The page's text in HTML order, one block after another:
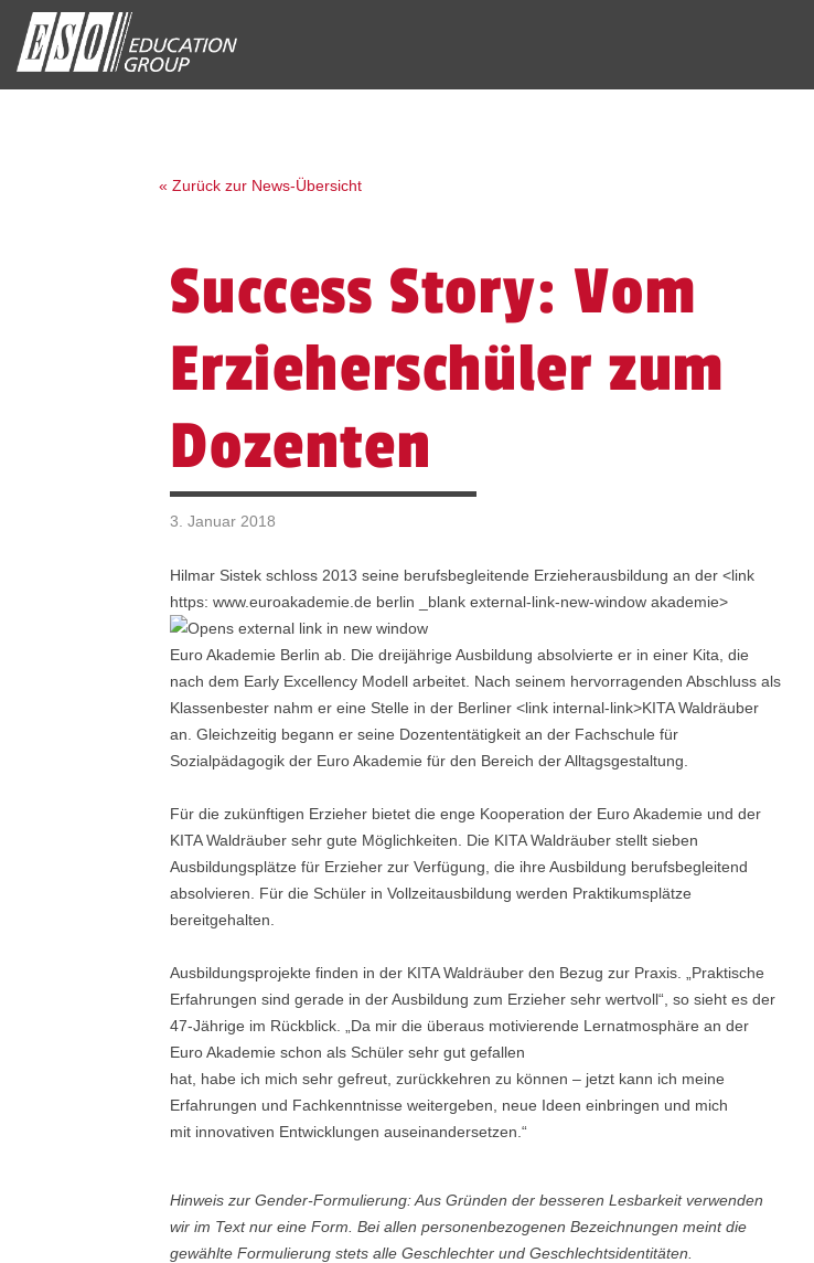
« Zurück zur News-Übersicht
Success Story: Vom
Erzieherschüler zum
Dozenten
3. Januar 2018
Hilmar Sistek schloss 2013 seine berufsbegleitende Erzieherausbildung an der <link
https: www.euroakademie.de berlin _blank external-link-new-window akademie>
Euro Akademie Berlin ab. Die dreijährige Ausbildung absolvierte er in einer Kita, die
nach dem Early Excellency Modell arbeitet. Nach seinem hervorragenden Abschluss als
Klassenbester nahm er eine Stelle in der Berliner <link internal-link>KITA Waldräuber
an. Gleichzeitig begann er seine Dozententätigkeit an der Fachschule für
Sozialpädagogik der Euro Akademie für den Bereich der Alltagsgestaltung.
Für die zukünftigen Erzieher bietet die enge Kooperation der Euro Akademie und der
KITA Waldräuber sehr gute Möglichkeiten. Die KITA Waldräuber stellt sieben
Ausbildungsplätze für Erzieher zur Verfügung, die ihre Ausbildung berufsbegleitend
absolvieren. Für die Schüler in Vollzeitausbildung werden Praktikumsplätze
bereitgehalten.
Ausbildungsprojekte finden in der KITA Waldräuber den Bezug zur Praxis. „Praktische
Erfahrungen sind gerade in der Ausbildung zum Erzieher sehr wertvoll“, so sieht es der
47-Jährige im Rückblick. „Da mir die überaus motivierende Lernatmosphäre an der
Euro Akademie schon als Schüler sehr gut gefallen
hat, habe ich mich sehr gefreut, zurückkehren zu können – jetzt kann ich meine
Erfahrungen und Fachkenntnisse weitergeben, neue Ideen einbringen und mich
mit innovativen Entwicklungen auseinandersetzen.“
Hinweis zur Gender-Formulierung: Aus Gründen der besseren Lesbarkeit verwenden
wir im Text nur eine Form. Bei allen personenbezogenen Bezeichnungen meint die
gewählte Formulierung stets alle Geschlechter und Geschlechtsidentitäten.